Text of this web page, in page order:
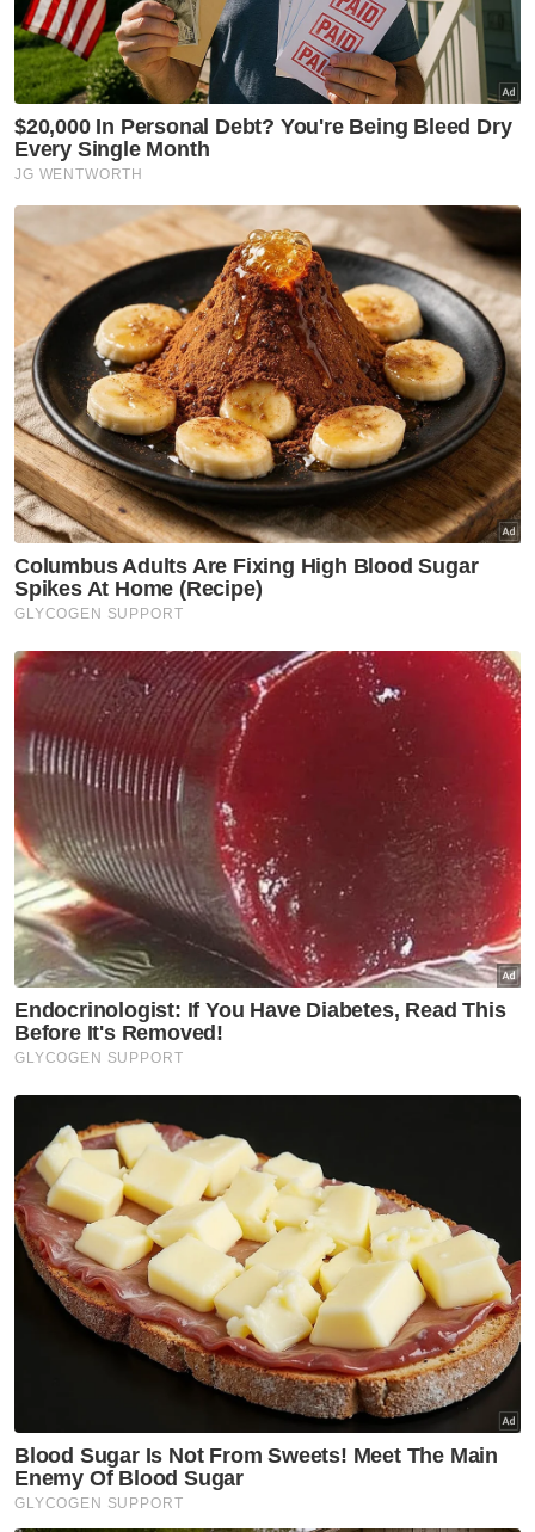
Tiada tambahan jaringan berjaya dihasilkan
pada penghujung babak pertama, sekali gus
menyaksikan kedua-dua pasukan terikat
tanpa jaringan menuju bilik persalinan.
Babak kedua menyaksikan JDT meneruskan
asakan demi asakan berbahaya ke pintu gol
lawan.
Berita Telus & Tulus menerusi E-Mel setiap
hari!
Namun, asakan tersebut dilihat gagal
menepati sasaran selain berjaya dikekang
benteng pelawat.
Skuad Harimau Selatan itu hampir
memecahkan kebuntuan pada minit ke-56,
namun rembatan Bergson berjaya
diselamatkan Chen Wei.
Minit ke-62 menyaksikan percubaan Jairo
pula terkena tiang sebelum melantun keluar.
Minit ke-73 menyaksikan JDT hampir
membuka jaringan, namun percubaan Nacho
Mendez dilihat gagal merobek gawang
pelawat walaupun Chen Wei telah tertewas.
Penghujung perlawanan menyaksikan
kedua-dua pasukan terus buntu untuk